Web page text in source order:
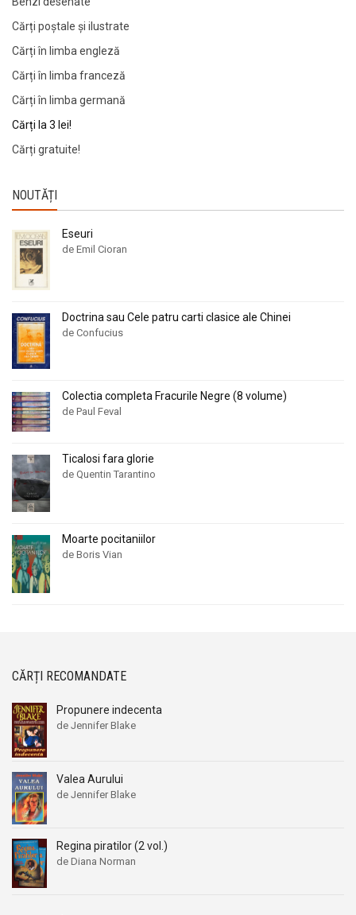
Cărți poștale și ilustrate
Cărți în limba engleză
Cărți în limba franceză
Cărți în limba germană
Cărți la 3 lei!
Cărți gratuite!
NOUTĂȚI
Eseuri
de Emil Cioran
Doctrina sau Cele patru carti clasice ale Chinei
de Confucius
Colectia completa Fracurile Negre (8 volume)
de Paul Feval
Ticalosi fara glorie
de Quentin Tarantino
Moarte pocitaniilor
de Boris Vian
CĂRȚI RECOMANDATE
Propunere indecenta
de Jennifer Blake
Valea Aurului
de Jennifer Blake
Regina piratilor (2 vol.)
de Diana Norman